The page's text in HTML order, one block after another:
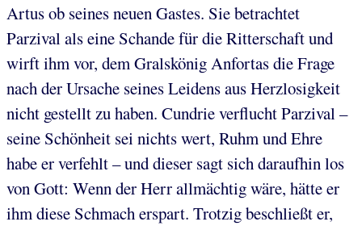
Artus ob seines neuen Gastes. Sie betrachtet
Parzival als eine Schande für die Ritterschaft und
wirft ihm vor, dem Gralskönig Anfortas die Frage
nach der Ursache seines Leidens aus Herzlosigkeit
nicht gestellt zu haben. Cundrie verflucht Parzival –
seine Schönheit sei nichts wert, Ruhm und Ehre
habe er verfehlt – und dieser sagt sich daraufhin los
von Gott: Wenn der Herr allmächtig wäre, hätte er
ihm diese Schmach erspart. Trotzig beschließt er,